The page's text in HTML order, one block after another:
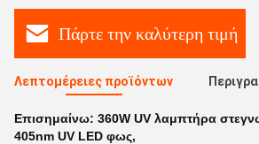
Πάρτε την καλύτερη τιμή
Λεπτομέρειες προϊόντων
Επισημαίνω: 360W UV λαμπτήρα
405nm UV LED φως,